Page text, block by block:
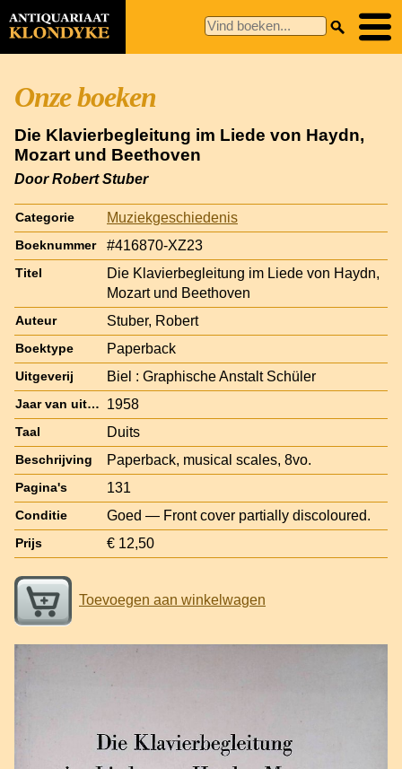
Onze boeken
Die Klavierbegleitung im Liede von Haydn,
Mozart und Beethoven
Door Robert Stuber
Categorie Muziekgeschiedenis
Boeknummer #416870-XZ23
Titel
Die Klavierbegleitung im Liede von Haydn,
Mozart und Beethoven
Auteur Stuber, Robert
Boektype Paperback
Uitgeverij Biel : Graphische Anstalt Schüler
Jaar van uitgave 1958
Taal Duits
Beschrijving Paperback, musical scales, 8vo.
Pagina's 131
Conditie Goed — Front cover partially discoloured.
Prijs € 12,50
Toevoegen aan winkelwagen